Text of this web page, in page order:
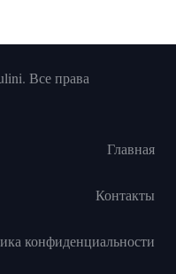
Все права
Главная
Контакты
конфиденциальности